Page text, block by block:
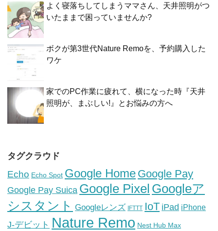
よく寝落ちしてしまうママさん、天井照明がつ
いたままで困っていませんか?
ボクが第3世代Nature Remoを、予約購入した
ワケ
家でのPC作業に疲れて、横になった時『天井
照明が、まぶしい!』とお悩みの方へ
タグクラウド
Echo Echo Spot Google Home Google Pay
Google Pay Suica Google Pixel Googleア
シスタント Googleレンズ IFTTT IoT iPad iPhone
J-デビット Nature Remo Nest Hub Max